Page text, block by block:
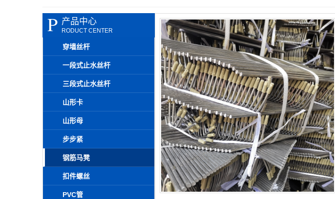
P 产品中心
RODUCT CENTER
穿墙丝杆
一段式止水丝杆
三段式止水丝杆
山形卡
山形母
步步紧
钢筋马凳
扣件螺丝
PVC管